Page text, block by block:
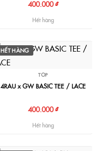
400.000 ₫
Hết hàng
HẾT HÀNG
TOP
4RAU x GW BASIC TEE / LACE
400.000 ₫
Hết hàng